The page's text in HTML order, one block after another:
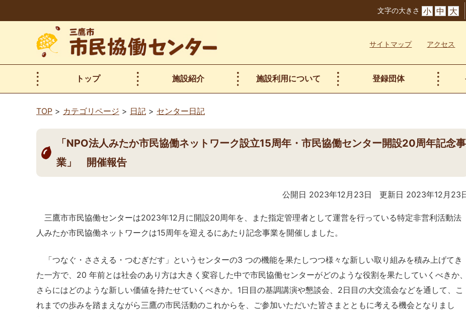
文
へ
移
動
文字の大きさ 小 中 大
サイトマップ アクセス
トップ 施設紹介 施設利用について 登録団体
TOP カテゴリページ 日記 センター日記
「NPO法人みたか市民協働ネットワーク設立15周年・市民協働センター開設20周年記念事
業」 開催報告
公開日 2023年12月23日 更新日 2023年12月23
三鷹市市民協働センターは2023年12月に開設20周年を、また指定管理者として運営を行っている特定非営利活動法
人みたか市民協働ネットワークは15周年を迎えるにあたり記念事業を開催しました。
「つなぐ・ささえる・つむぎだす」というセンターの3 つの機能を果たしつつ様々な新しい取り組みを積み上げてき
た一方で、20 年前とは社会のあり方は大きく変容した中で市民協働センターがどのような役割を果たしていくべきか、
さらにはどのような新しい価値を持たせていくべきか。1日目の基調講演や懇談会、2日目の大交流会などを通して、こ
れまでの歩みを踏まえながら三鷹の市民活動のこれからを、ご参加いただいた皆さまとともに考える機会となりまし